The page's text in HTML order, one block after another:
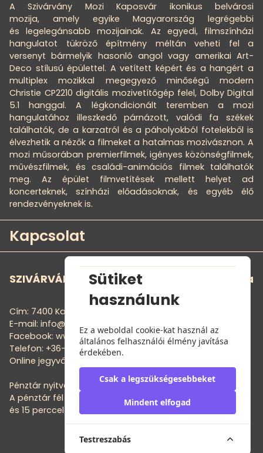
A Szivárvány Mozi Kaposvár ikonikus belvárosi
mozija, amely egyike Magyarország legrégebbi
és legelegánsabb mozijainak. Az egyedi, filmszínházi
hangulatot tükröző építmény méltán veheti fel a
versenyt bármelyik hasonló angol vagy amerikai Art-
Deco stílusú épülettel. A vetített képért és a hangért a
multiplex mozikkal megegyező minőségű modern
Christie CP2210 digitális mozivetítőgép felel, Dolby Digital
5.1 hanggal. A légkondicionált teremben a mozi
hangulatához illeszkedő párnázott, valódi fa székek
találhatók, de a karzatról és a páholyokból fotelekből is
élvezhetik a nézők a filmeket a hatalmas mozivásznon. A
mozi műsorában premierfilmek, igényes közönségfilmek,
művészfilmek, és családi-animációs filmek találhatók
meg. Az épület filmvetítések mellett helyet ad
koncerteknek, színházi előadásoknak, és egyéb élő
rendezvényeknek is.
Kapcsolat
SZIVÁRVÁNY MOZI - Szivárvány Kultúrpalota
Cím: 7400 Kaposvár, Noszlopy G. u. 1.
E-mail: info@szivarvanymozi.hu
Facebook: www.facebook.com/szivarvanymozi
Telefon: +36-20-316-4841
Online jegyvásárlás: www.szivarvanymozi.hu
Pénztár nyitvatartás:
A pénztár fél órával az előadás kezdete előtt nyit,
és 15 perccel az előadás kezdete után zár.
Sütiket
használunk
Ez a weboldal cookie-kat használ az
általános felhasználói élmény javítása
érdekében.
Csak a legszükségesebbeket
Mindent elfogad
Testreszabás